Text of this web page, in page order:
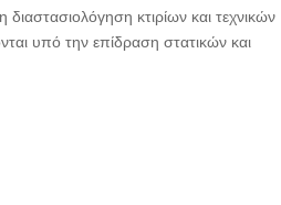
κτιρίων και τεχνικών
υπό την επίδραση στατικών και